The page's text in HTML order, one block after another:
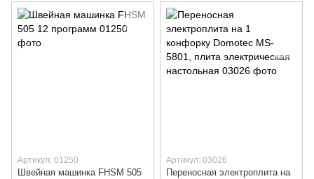
Артикул: 01250
Швейная машинка FHSM 505
Артикул: 03026
Переносная электроплита на